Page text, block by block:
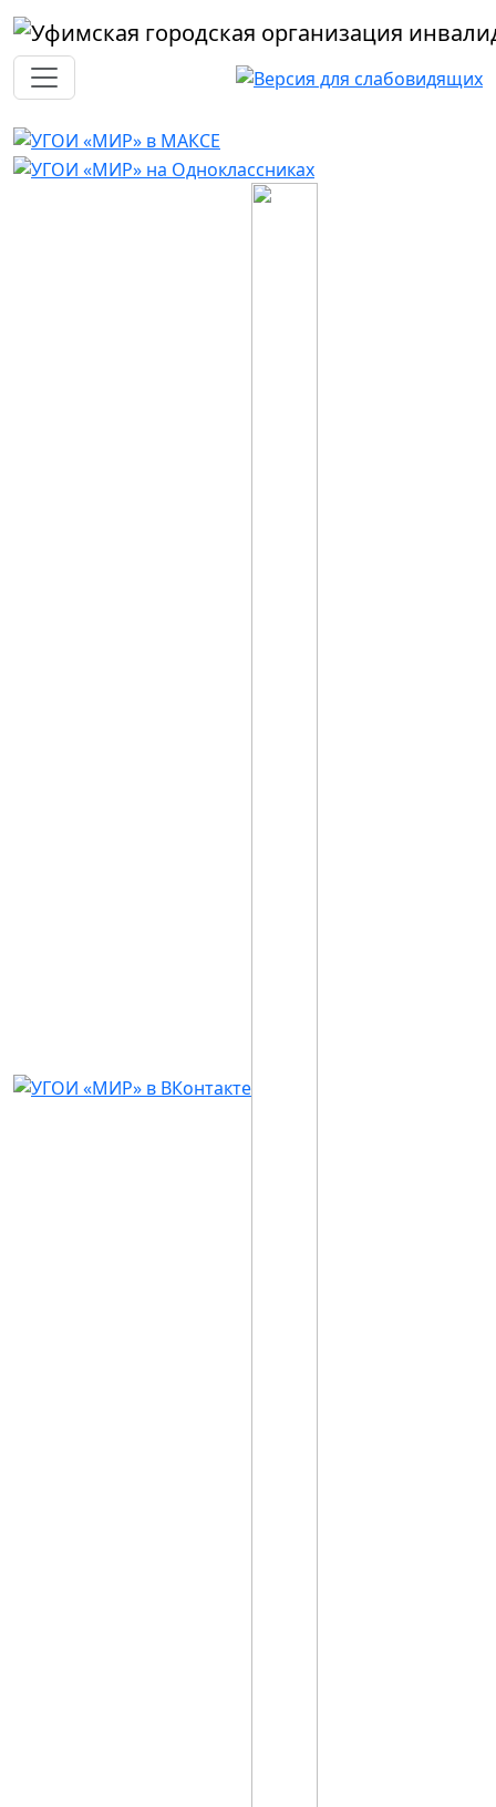
Перейти к основному содержанию